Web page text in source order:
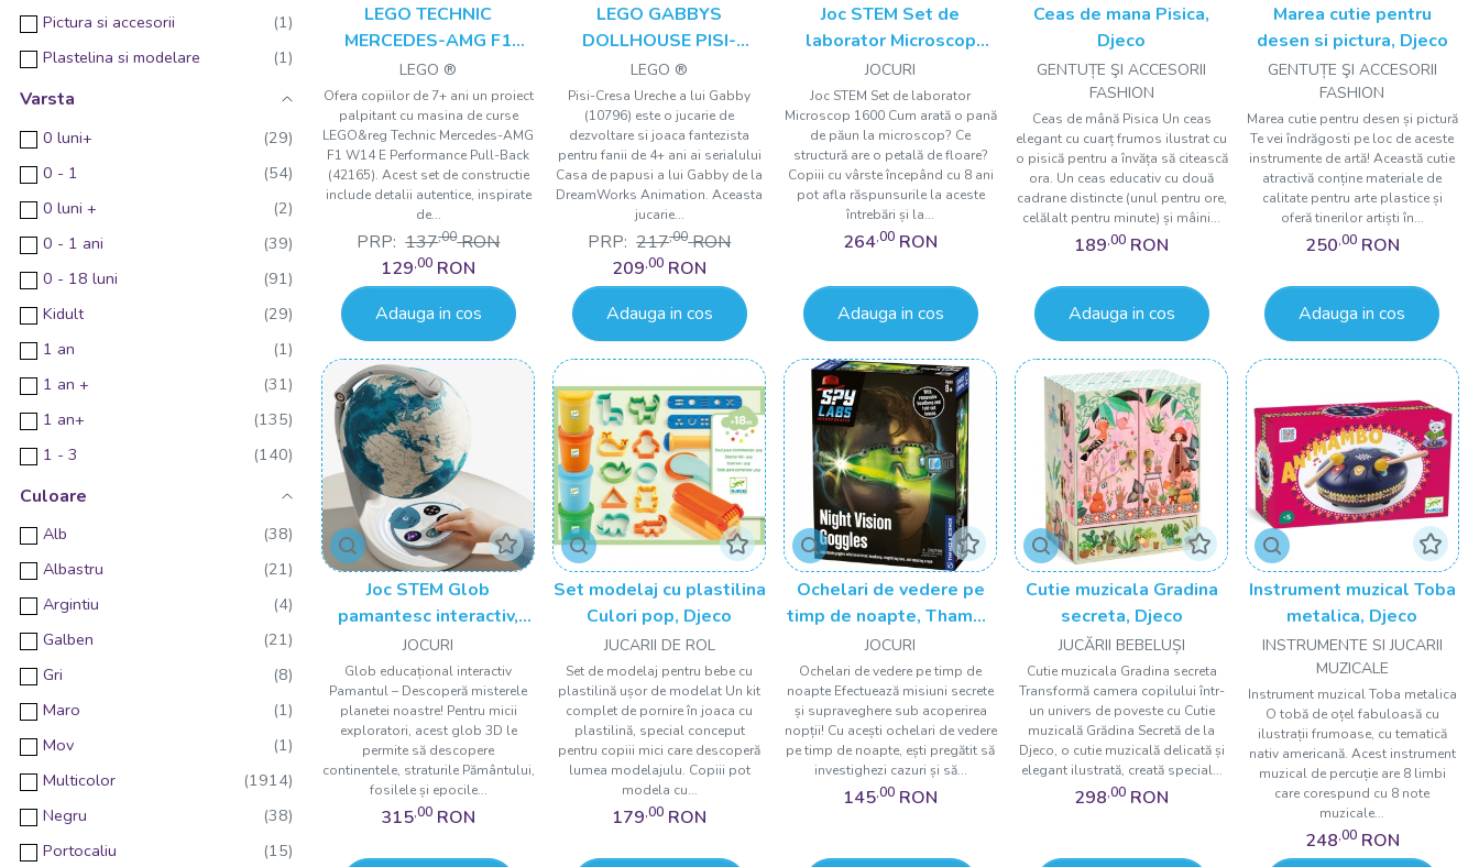
Svoora
Speedy Monkey
Brio
Cubic Fun
Fischertechnik
MGA
THE LEARNING JOURNEY
MAISTO
UMU Toys
WOW! STUFF
Zapf Creation
GANCUBE
Hubelino
Marc toys
Headu
Orange Tree Toys
Bandai
Bontempi
Cleverclixx
Construct It
Croc toys
Pictura si accesorii
Plastelina si modelare
Varsta
0 luni+
0 - 1
0 luni +
0 - 1 ani
0 - 18 luni
Kidult
1 an
1 an +
1 an+
1 - 3
1 - 3 ani
2 ani
2 ani+
2 ani +
3 ani +
3 ani+
3 luni+
3 - 6
3 ani
3 luni
3 - 6 ani
Culoare
Alb
Albastru
Argintiu
Galben
Gri
Maro
Mov
Multicolor
Negru
Portocaliu
LEGO TECHNIC
MERCEDES-AMG F1
W14 E PERFORMANCE
PULL BACK 42165
LEGO ®
Ofera copiilor de 7+ ani un proiect
palpitant cu masina de curse
LEGO&reg Technic Mercedes-AMG
F1 W14 E Performance Pull-Back
(42165). Acest set de constructie
include detalii autentice, inspirate
de...
PRP: 137,00 RON
129,00 RON
Adauga in cos
LEGO GABBYS
DOLLHOUSE PISI-
CRESA URECHE A LUI
GABBY 10796
LEGO ®
Pisi-Cresa Ureche a lui Gabby
(10796) este o jucarie de
dezvoltare si joaca fantezista
pentru fanii de 4+ ani ai serialului
Casa de papusi a lui Gabby de la
DreamWorks Animation. Aceasta
jucarie...
PRP: 217,00 RON
209,00 RON
Adauga in cos
Joc STEM Set de
laborator Microscop
1600, TopBright
JOCURI
Joc STEM Set de laborator
Microscop 1600 Cum arată o pană
de păun la microscop? Ce
structură are o petală de floare?
Copiii cu vârste începând cu 8 ani
pot afla răspunsurile la aceste
întrebări și la...
264,00 RON
Adauga in cos
Ceas de mana Pisica,
Djeco
GENTUȚE ŞI ACCESORII
FASHION
Ceas de mână Pisica Un ceas
elegant cu cuarț frumos ilustrat cu
o pisică pentru a învăța să citească
ora. Un ceas educativ cu două
cadrane distincte (unul pentru ore,
celălalt pentru minute) și mâini...
189,00 RON
Adauga in cos
Marea cutie pentru
desen si pictura, Djeco
GENTUȚE ŞI ACCESORII
FASHION
Marea cutie pentru desen și pictură
Te vei îndrăgosti pe loc de aceste
instrumente de artă! Această cutie
atractivă conține materiale de
calitate pentru arte plastice și
oferă tinerilor artiști în...
250,00 RON
Adauga in cos
Joc STEM Glob
pamantesc interactiv,
TopBright
JOCURI
Glob educațional interactiv
Pamantul – Descoperă misterele
planetei noastre! Pentru micii
exploratori, acest glob 3D le
permite să descopere
continentele, straturile Pământului,
fosilele și epocile...
315,00 RON
Set modelaj cu plastilina
Culori pop, Djeco
JUCARII DE ROL
Set de modelaj pentru bebe cu
plastilină ușor de modelat Un kit
complet de pornire în joaca cu
plastilină, special conceput
pentru copiii mici care descoperă
lumea modelajulu. Copiii pot
modela cu...
179,00 RON
Ochelari de vedere pe
timp de noapte, Thames
& Kosmos
JOCURI
Ochelari de vedere pe timp de
noapte Efectuează misiuni secrete
și supraveghere sub acoperirea
nopții! Cu acești ochelari de vedere
pe timp de noapte, ești pregătit să
investighezi cazuri și să...
145,00 RON
Cutie muzicala Gradina
secreta, Djeco
JUCĂRII BEBELUȘI
Cutie muzicala Gradina secreta
Transformă camera copilului într-
un univers de poveste cu Cutie
muzicală Grădina Secretă de la
Djeco, o cutie muzicală delicată și
elegant ilustrată, creată special...
298,00 RON
Instrument muzical Toba
metalica, Djeco
INSTRUMENTE SI JUCARII
MUZICALE
Instrument muzical Toba metalica
O tobă de oțel fabuloasă cu
ilustrații frumoase, cu tematică
nativ americană. Acest instrument
muzical de percuție are 8 limbi
care corespund cu 8 note
muzicale...
248,00 RON